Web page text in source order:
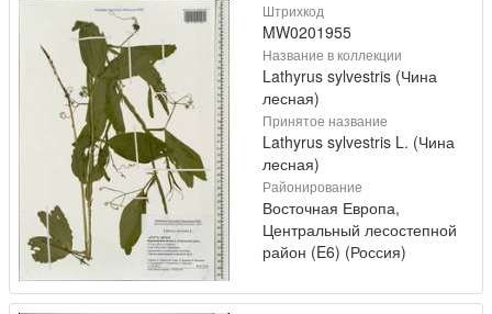
Штрихкод
MW0201955
Название в коллекции
Lathyrus sylvestris (Чина
лесная)
Принятое название
Lathyrus sylvestris L. (Чина
лесная)
Районирование
Восточная Европа,
Центральный лесостепной
район (E6) (Россия)